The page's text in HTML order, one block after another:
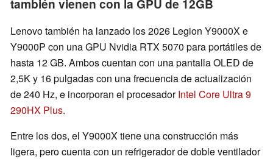
Lenovo también ha lanzado los 2026 Legion Y9000X e
Y9000P con una GPU Nvidia RTX 5070 para portátiles de
hasta 12 GB. Ambos cuentan con una pantalla OLED de
2,5K y 16 pulgadas con una frecuencia de actualización
de 240 Hz, e incorporan el procesadorIntel Core Ultra 9
290HX Plus.
Entre los dos, el Y9000X tiene una construcción más
ligera, pero cuenta con un refrigerador de doble ventilador